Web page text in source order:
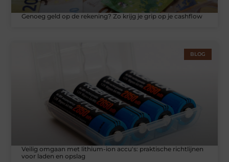
Genoeg geld op de rekening? Zo krijg je grip op je cashflow
BLOG
Veilig omgaan met lithium-ion accu's: praktische richtlijnen
voor laden en opslag